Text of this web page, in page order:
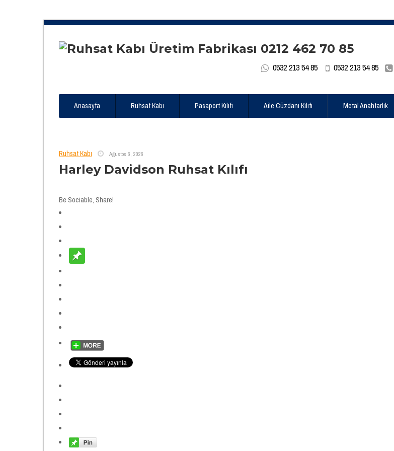
0532 213 54 85 0532 213 54 85
Anasayfa Ruhsat Kabı Pasaport Kılıfı Aile Cüzdanı Kılıfı Metal Anahtarlık
Ruhsat Kabı Ağustos 6, 2026
Harley Davidson Ruhsat Kılıfı
Be Sociable, Share!